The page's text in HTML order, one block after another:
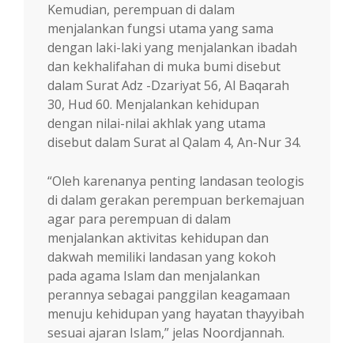
Kemudian, perempuan di dalam
menjalankan fungsi utama yang sama
dengan laki-laki yang menjalankan ibadah
dan kekhalifahan di muka bumi disebut
dalam Surat Adz -Dzariyat 56, Al Baqarah
30, Hud 60. Menjalankan kehidupan
dengan nilai-nilai akhlak yang utama
disebut dalam Surat al Qalam 4, An-Nur 34.
“Oleh karenanya penting landasan teologis
di dalam gerakan perempuan berkemajuan
agar para perempuan di dalam
menjalankan aktivitas kehidupan dan
dakwah memiliki landasan yang kokoh
pada agama Islam dan menjalankan
perannya sebagai panggilan keagamaan
menuju kehidupan yang hayatan thayyibah
sesuai ajaran Islam,” jelas Noordjannah.